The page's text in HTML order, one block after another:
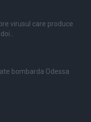
virusul care produce
bombarda Odessa